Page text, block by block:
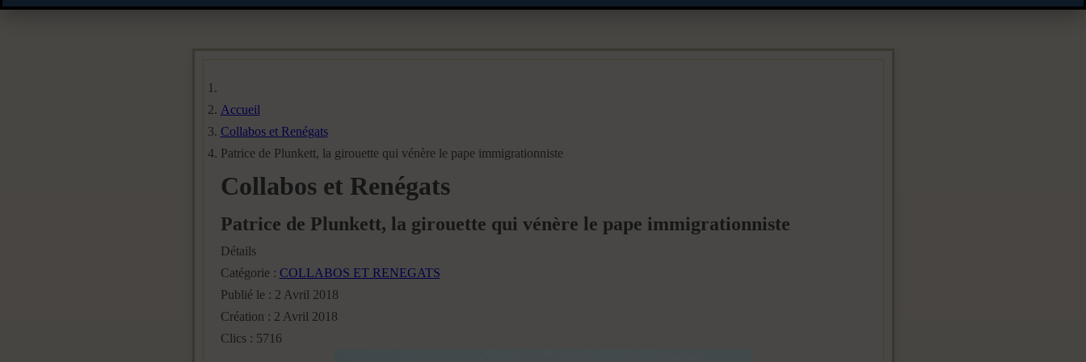
Accueil
Collabos et Renégats
Patrice de Plunkett, la girouette qui vénère le pape immigrationniste
Collabos et Renégats
Patrice de Plunkett, la girouette qui vénère le pape immigrationniste
Détails
Catégorie : COLLABOS ET RENEGATS
Publié le : 2 Avril 2018
Création : 2 Avril 2018
Clics : 5716